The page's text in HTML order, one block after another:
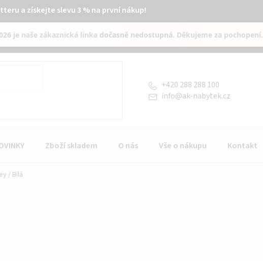
a získejte slevu 3 % na první nákup!
je naše zákaznická linka dočasně nedostupná. Děkujeme za pochopení.
info@ak-nabytek.cz
+420 288 288 100
Zboží skladem O nás Vše o nákupu Kontakt
/ Bílá